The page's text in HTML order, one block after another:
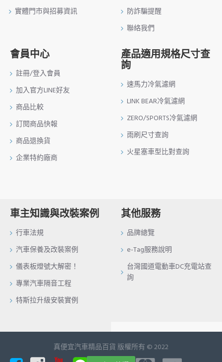
實體門市與招募資訊
防詐騙提醒
聯絡我們
會員中心
註冊/登入會員
加入官方LINE好友
商品比較
訂閱商品快報
商品退換貨
企業特約廠商
產品適用規格尺寸查
詢
速馬力冷氣濾網
LINK BEAR冷氣濾網
ZERO/SPORTS冷氣濾網
雨刷尺寸查詢
火星塞車型比對查詢
車主知識與改裝案例
行車法規
汽車保養及改裝案例
儀表板燈號大解密！
專業汽車隔音工程
特斯拉升級安裝實例
其他服務
品牌總覽
e-Tag服務說明
台灣國道電動車DC充電站查
詢
真便宜汽車精品百貨 版權所有 © 2022